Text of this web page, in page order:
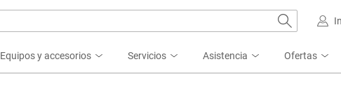
Equipos y accesorios Servicios Asistencia Ofertas